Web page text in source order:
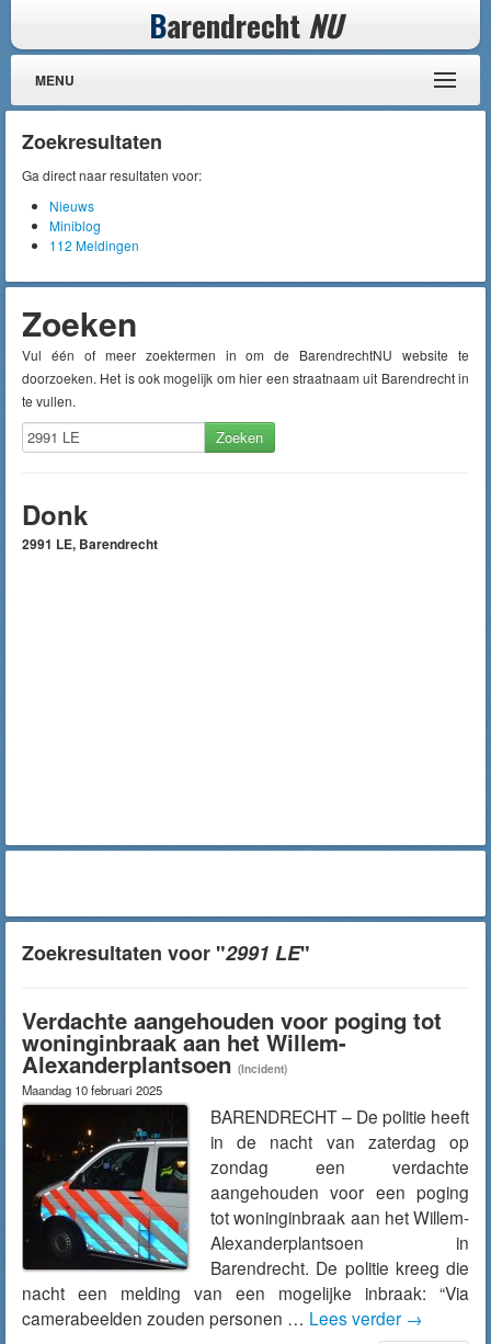
Barendrecht NU
MENU
Zoekresultaten
Ga direct naar resultaten voor:
Nieuws
Miniblog
112 Meldingen
Zoeken
Vul één of meer zoektermen in om de BarendrechtNU website te
doorzoeken. Het is ook mogelijk om hier een straatnaam uit Barendrecht in
te vullen.
Zoeken
Donk
2991 LE, Barendrecht
Zoekresultaten voor "2991 LE"
Verdachte aangehouden voor poging tot
woninginbraak aan het Willem-
Alexanderplantsoen (Incident)
Maandag 10 februari 2025
BARENDRECHT – De politie heeft
in de nacht van zaterdag op
zondag een verdachte
aangehouden voor een poging
tot woninginbraak aan het Willem-
Alexanderplantsoen in
Barendrecht. De politie kreeg die
nacht een melding van een mogelijke inbraak: “Via
camerabeelden zouden personen … Lees verder →